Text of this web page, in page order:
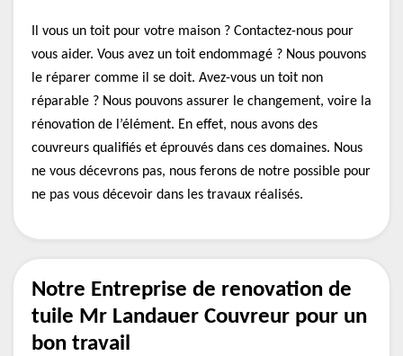
Il vous un toit pour votre maison ? Contactez-nous pour
vous aider. Vous avez un toit endommagé ? Nous pouvons
le réparer comme il se doit. Avez-vous un toit non
réparable ? Nous pouvons assurer le changement, voire la
rénovation de l’élément. En effet, nous avons des
couvreurs qualifiés et éprouvés dans ces domaines. Nous
ne vous décevrons pas, nous ferons de notre possible pour
ne pas vous décevoir dans les travaux réalisés.
Notre Entreprise de renovation de
tuile Mr Landauer Couvreur pour un
bon travail